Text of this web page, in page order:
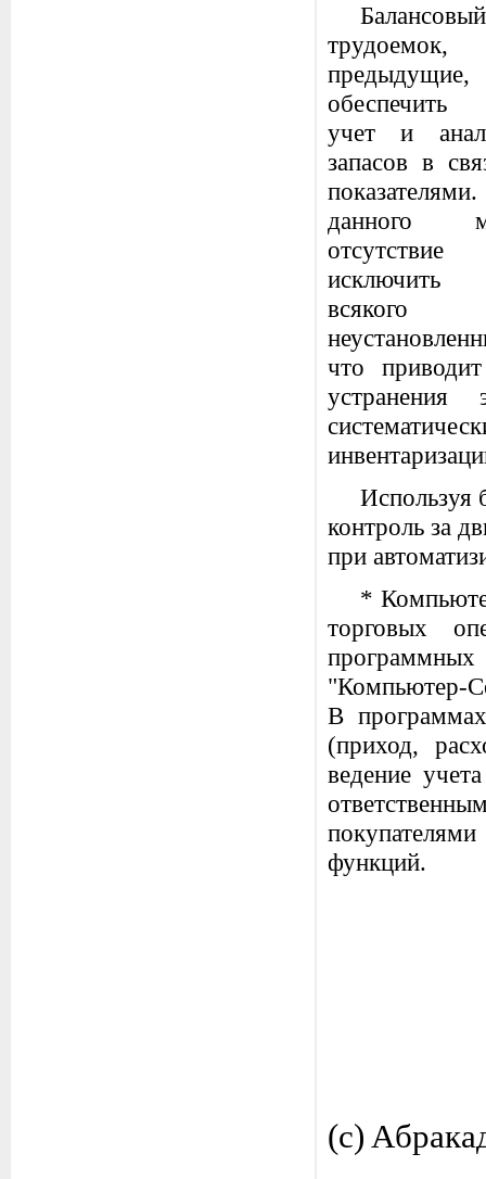
обеспечить
учет и
запасов в
данного
отсутствие
исключить
что
устранения
Используя
контроль за
при
*
торговых
"Компьютер-
В
(приход,
ведение
функций.
(c)